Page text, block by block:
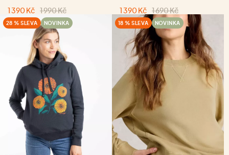
1 390 Kč 1 990 Kč
1 390 Kč 1 690 Kč
28 % SLEVA NOVINKA 18 % SLEVA NOVINKA